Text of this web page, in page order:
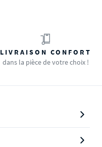
LIVRAISON CONFORT
dans la pièce de votre choix !